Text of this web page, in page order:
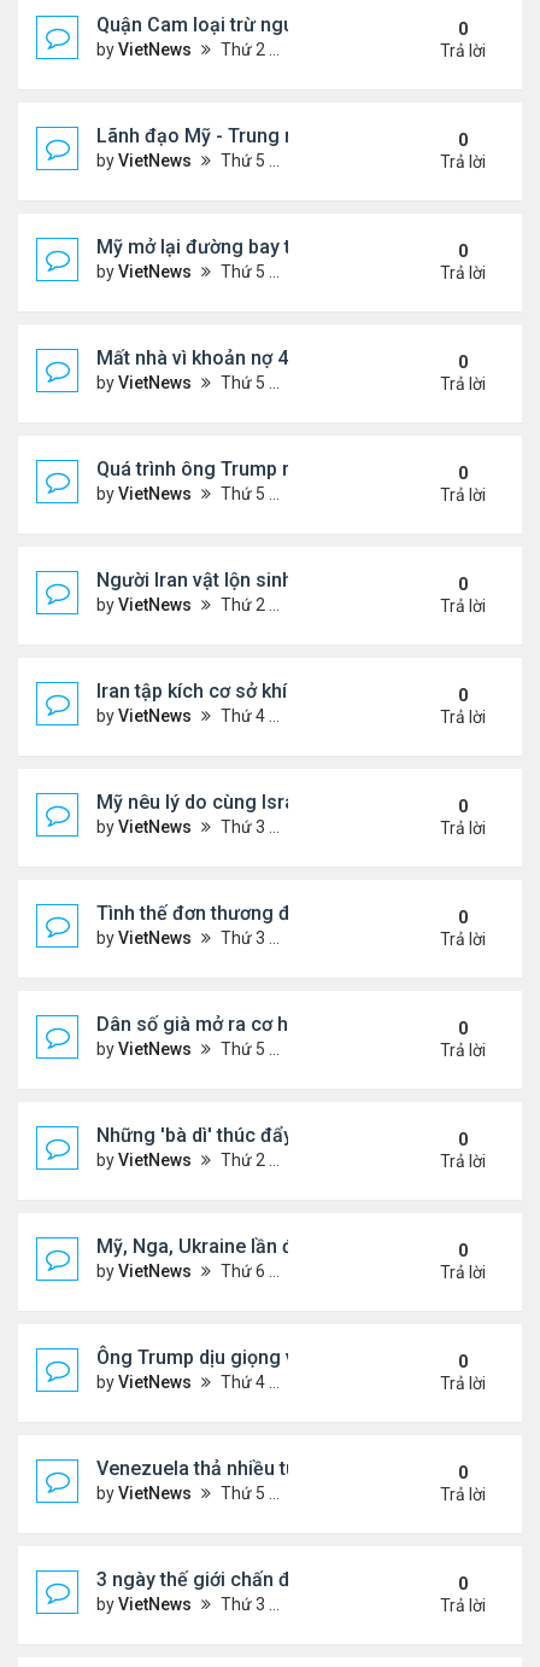
Quận Cam loại trừ nguy cơ bồn hóa chất phát nổ
byVietNews Thứ 2 Tháng 5 25, 2026 5:37 pm
0
Trả lời
Lãnh đạo Mỹ - Trung muốn gì ở nhau khi gặp
byVietNews Thứ 5 Tháng 5 14, 2026 3:05 pm
0
Trả lời
Mỹ mở lại đường bay thẳng tới Venezuela sau 7
byVietNews Thứ 5 Tháng 4 30, 2026 4:27 pm
0
Trả lời
Mất nhà vì khoản nợ 400 USD với ban quản trị khu
byVietNews Thứ 5 Tháng 4 23, 2026 4:30 pm
0
Trả lời
Quá trình ông Trump ra quyết định tấn công Iran
byVietNews Thứ 5 Tháng 4 09, 2026 5:43 pm
0
Trả lời
Người Iran vật lộn sinh tồn giữa chiến sự
byVietNews Thứ 2 Tháng 3 30, 2026 4:55 pm
0
Trả lời
Iran tập kích cơ sở khí LNG lớn nhất thế giới ở
byVietNews Thứ 4 Tháng 3 18, 2026 5:56 pm
0
Trả lời
Mỹ nêu lý do cùng Israel không kích Iran
byVietNews Thứ 3 Tháng 3 03, 2026 6:39 pm
0
Trả lời
Tình thế đơn thương độc mã của Iran trước sức
byVietNews Thứ 3 Tháng 2 24, 2026 6:01 pm
0
Trả lời
Dân số già mở ra cơ hội hợp tác cho Trung - Hàn
byVietNews Thứ 5 Tháng 2 19, 2026 6:00 pm
0
Trả lời
Những 'bà dì' thúc đẩy cơn sốt mua vàng ở Trung
byVietNews Thứ 2 Tháng 2 09, 2026 4:53 pm
0
Trả lời
Mỹ, Nga, Ukraine lần đầu họp trực tiếp để bàn kế
byVietNews Thứ 6 Tháng 1 23, 2026 4:44 pm
0
Trả lời
Ông Trump dịu giọng về Greenland
byVietNews Thứ 4 Tháng 1 14, 2026 5:26 pm
0
Trả lời
Venezuela thả nhiều tù nhân giữa sức ép từ Mỹ
byVietNews Thứ 5 Tháng 1 08, 2026 5:39 pm
0
Trả lời
3 ngày thế giới chấn động vì vụ Mỹ bắt Tổng
byVietNews Thứ 3 Tháng 1 06, 2026 4:43 pm
0
Trả lời